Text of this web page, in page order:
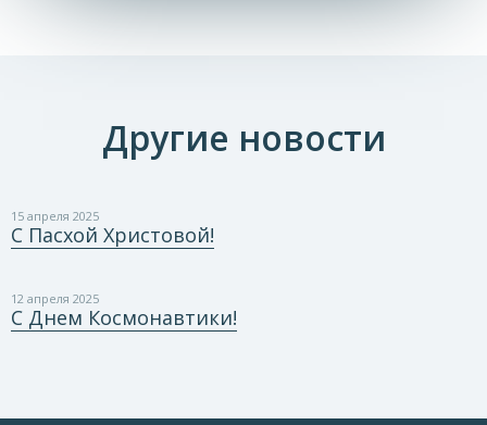
Другие новости
15 апреля 2025
С Пасхой Христовой!
12 апреля 2025
С Днем Космонавтики!